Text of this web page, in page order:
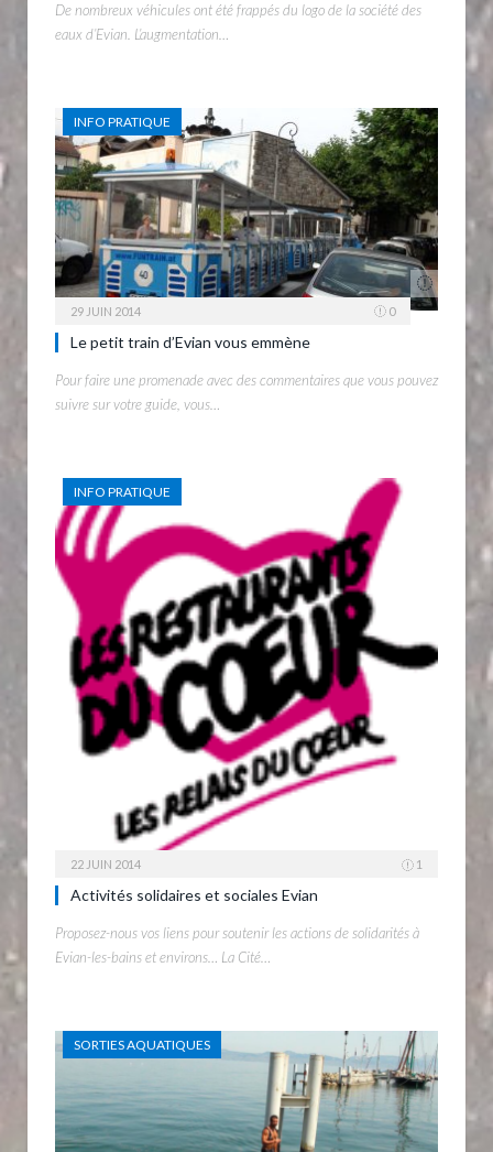
De nombreux véhicules ont été frappés du logo de la société des
eaux d’Evian. L’augmentation…
INFO PRATIQUE
29 JUIN 2014 0
Le petit train d’Evian vous emmène
Pour faire une promenade avec des commentaires que vous pouvez
suivre sur votre guide, vous…
INFO PRATIQUE
22 JUIN 2014 1
Activités solidaires et sociales Evian
Proposez-nous vos liens pour soutenir les actions de solidarités à
Evian-les-bains et environs… La Cité…
SORTIES AQUATIQUES